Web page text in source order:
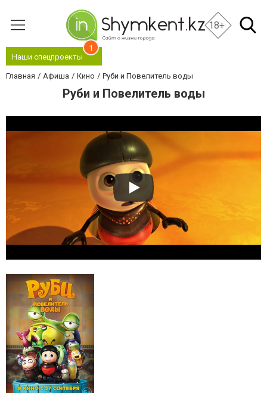
18+
Наши спецпроекты
1
Главная Афиша Кино Руби и Повелитель воды
Руби и Повелитель воды